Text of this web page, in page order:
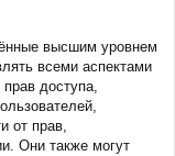
высшим уровнем
всеми аспектами
доступа,
от прав,
Они также могут